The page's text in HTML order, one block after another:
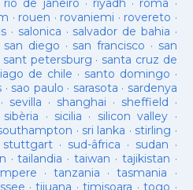
rio de janeiro · riyadh · roma ·
· rouen · rovaniemi · rovereto ·
· salonica · salvador de bahia ·
san diego · san francisco · san
sant petersburg · santa cruz de
de chile · santo domingo ·
· sao paulo · sarasota · sardenya
· sevilla · shanghai · sheffield ·
sibèria · sicilia · silicon valley ·
· sri lanka · stirling ·
stuttgart· sud-âfrica · sudan ·
·tailandia ·taiwan · tajikistan ·
· tanzania ·tasmania ·
·tijuana ·timisoara ·togo ·